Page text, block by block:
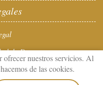
ofrecer nuestros servicios. Al
de las cookies.
de Datos